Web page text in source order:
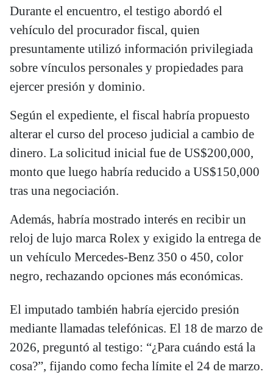
Durante el encuentro, el testigo abordó el
vehículo del procurador fiscal, quien
presuntamente utilizó información privilegiada
sobre vínculos personales y propiedades para
ejercer presión y dominio.
Según el expediente, el fiscal habría propuesto
alterar el curso del proceso judicial a cambio de
dinero. La solicitud inicial fue de US$200,000,
monto que luego habría reducido a US$150,000
tras una negociación.
Además, habría mostrado interés en recibir un
reloj de lujo marca Rolex y exigido la entrega de
un vehículo Mercedes-Benz 350 o 450, color
negro, rechazando opciones más económicas.
El imputado también habría ejercido presión
mediante llamadas telefónicas. El 18 de marzo de
2026, preguntó al testigo: “¿Para cuándo está la
cosa?”, fijando como fecha límite el 24 de marzo.